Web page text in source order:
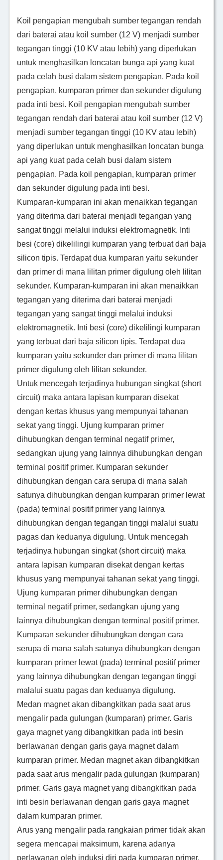
Koil pengapian mengubah sumber tegangan rendah
dari baterai atau koil sumber (12 V) menjadi sumber
tegangan tinggi (10 KV atau lebih) yang diperlukan
untuk menghasilkan loncatan bunga api yang kuat
pada celah busi dalam sistem pengapian. Pada koil
pengapian, kumparan primer dan sekunder digulung
pada inti besi. Koil pengapian mengubah sumber
tegangan rendah dari baterai atau koil sumber (12 V)
menjadi sumber tegangan tinggi (10 KV atau lebih)
yang diperlukan untuk menghasilkan loncatan bunga
api yang kuat pada celah busi dalam sistem
pengapian. Pada koil pengapian, kumparan primer
dan sekunder digulung pada inti besi.
Kumparan-kumparan ini akan menaikkan tegangan
yang diterima dari baterai menjadi tegangan yang
sangat tinggi melalui induksi elektromagnetik. Inti
besi (core) dikelilingi kumparan yang terbuat dari baja
silicon tipis. Terdapat dua kumparan yaitu sekunder
dan primer di mana lilitan primer digulung oleh lilitan
sekunder. Kumparan-kumparan ini akan menaikkan
tegangan yang diterima dari baterai menjadi
tegangan yang sangat tinggi melalui induksi
elektromagnetik. Inti besi (core) dikelilingi kumparan
yang terbuat dari baja silicon tipis. Terdapat dua
kumparan yaitu sekunder dan primer di mana lilitan
primer digulung oleh lilitan sekunder.
Untuk mencegah terjadinya hubungan singkat (short
circuit) maka antara lapisan kumparan disekat
dengan kertas khusus yang mempunyai tahanan
sekat yang tinggi. Ujung kumparan primer
dihubungkan dengan terminal negatif primer,
sedangkan ujung yang lainnya dihubungkan dengan
terminal positif primer. Kumparan sekunder
dihubungkan dengan cara serupa di mana salah
satunya dihubungkan dengan kumparan primer lewat
(pada) terminal positif primer yang lainnya
dihubungkan dengan tegangan tinggi malalui suatu
pagas dan keduanya digulung. Untuk mencegah
terjadinya hubungan singkat (short circuit) maka
antara lapisan kumparan disekat dengan kertas
khusus yang mempunyai tahanan sekat yang tinggi.
Ujung kumparan primer dihubungkan dengan
terminal negatif primer, sedangkan ujung yang
lainnya dihubungkan dengan terminal positif primer.
Kumparan sekunder dihubungkan dengan cara
serupa di mana salah satunya dihubungkan dengan
kumparan primer lewat (pada) terminal positif primer
yang lainnya dihubungkan dengan tegangan tinggi
malalui suatu pagas dan keduanya digulung.
Medan magnet akan dibangkitkan pada saat arus
mengalir pada gulungan (kumparan) primer. Garis
gaya magnet yang dibangkitkan pada inti besin
berlawanan dengan garis gaya magnet dalam
kumparan primer. Medan magnet akan dibangkitkan
pada saat arus mengalir pada gulungan (kumparan)
primer. Garis gaya magnet yang dibangkitkan pada
inti besin berlawanan dengan garis gaya magnet
dalam kumparan primer.
Arus yang mengalir pada rangkaian primer tidak akan
segera mencapai maksimum, karena adanya
perlawanan oleh induksi diri pada kumparan primer.